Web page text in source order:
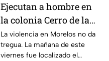
al interior de las unidades.
Ejecutan a hombre en
la colonia Cerro de la
Corona
La violencia en Morelos no da
tregua. La mañana de este
viernes fue localizado el